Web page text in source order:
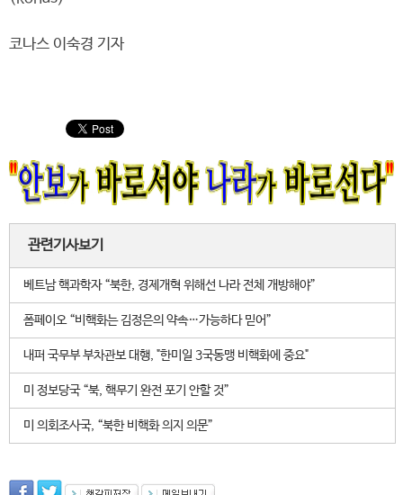
코나스 이숙경 기자
관련기사보기
베트남 핵과학자 “북한, 경제개혁 위해선 나라 전체 개방해야”
폼페이오 “비핵화는 김정은의 약속…가능하다 믿어”
내퍼 국무부 부차관보 대행, "한미일 3국동맹 비핵화에 중요"
미 정보당국 “북, 핵무기 완전 포기 안할 것”
미 의회조사국, “북한 비핵화 의지 의문”